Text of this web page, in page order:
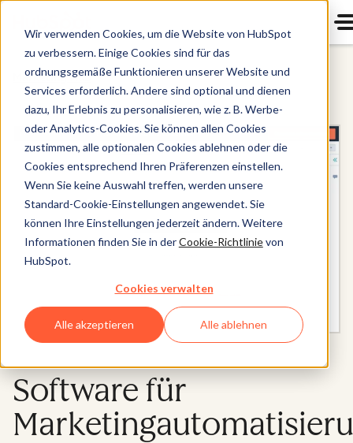
Wir verwenden Cookies, um die Website von HubSpot
zu verbessern. Einige Cookies sind für das
ordnungsgemäße Funktionieren unserer Website und
Services erforderlich. Andere sind optional und dienen
dazu, Ihr Erlebnis zu personalisieren, wie z. B. Werbe-
oder Analytics-Cookies. Sie können allen Cookies
zustimmen, alle optionalen Cookies ablehnen oder die
Cookies entsprechend Ihren Präferenzen einstellen.
Wenn Sie keine Auswahl treffen, werden unsere
Standard-Cookie-Einstellungen angewendet. Sie
können Ihre Einstellungen jederzeit ändern. Weitere
Informationen finden Sie in derCookie-Richtlinievon
HubSpot.
Cookies verwalten
Alle akzeptieren Alle ablehnen
Marketing Hub
Software für